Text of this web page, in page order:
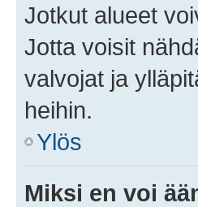
Jotkut alueet
Jotta voisit
valvojat ja
heihin.
Ylös
Miksi en voi